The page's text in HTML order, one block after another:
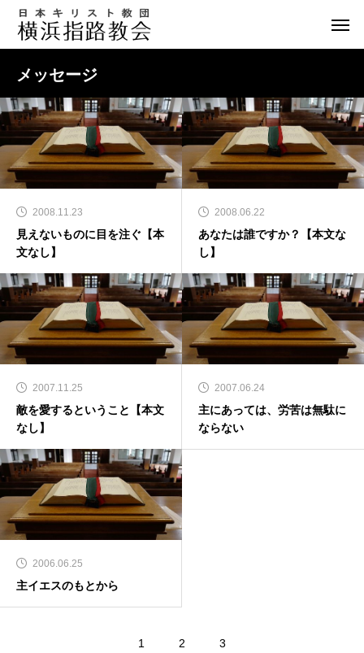
メッセージ
2008.11.23
見えないものに目を注ぐ【本
文なし】
2008.06.22
あなたは誰ですか？【本文な
し】
2007.11.25
敵を愛するということ【本文
なし】
2007.06.24
主にあっては、労苦は無駄に
ならない
2006.06.25
主イエスのもとから
1 2 3